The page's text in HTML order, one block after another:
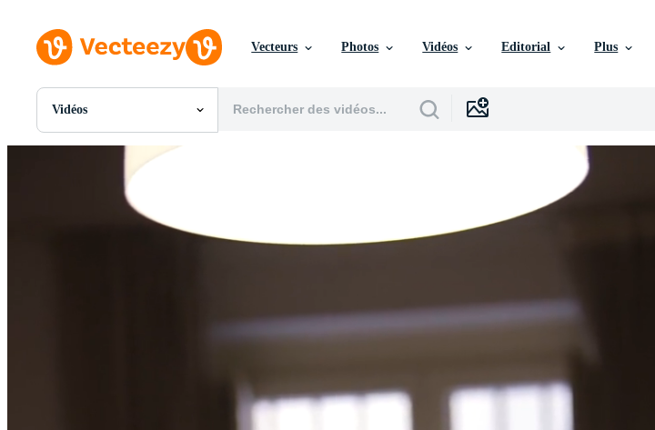
Vecteurs Photos Vidéos Editorial Plus
Vidéos
Toutes Images